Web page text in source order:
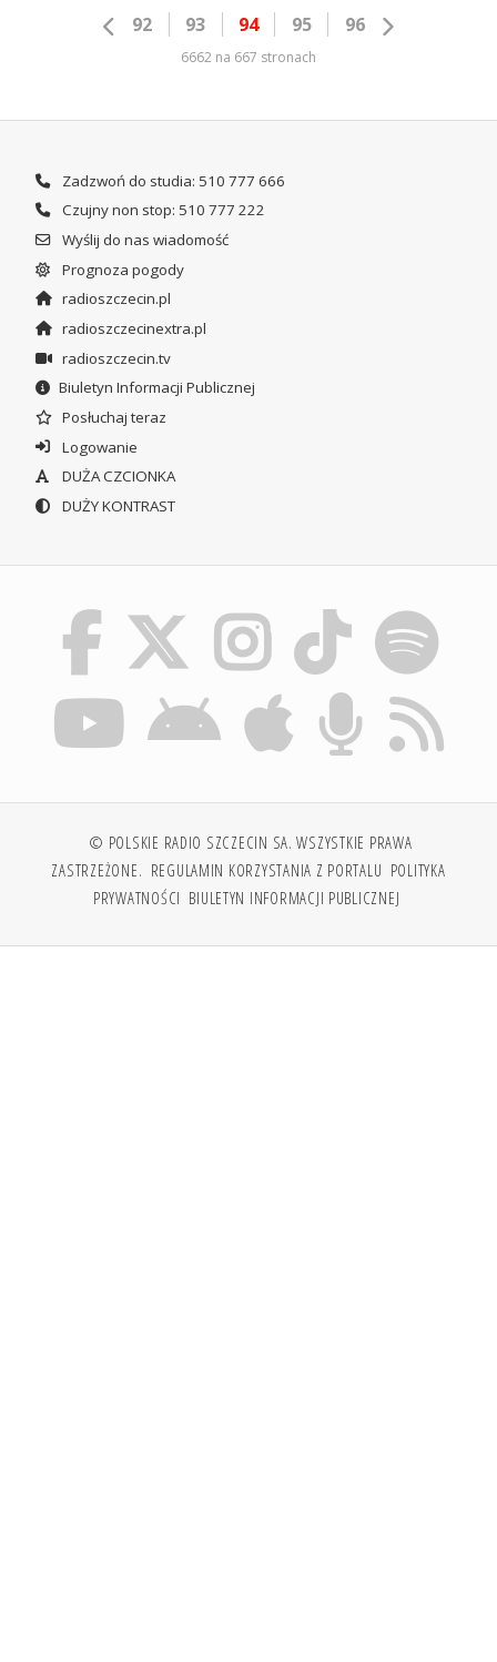
92 93 94 95 96
6662 na 667 stronach
Zadzwoń do studia: 510 777 666
Czujny non stop: 510 777 222
Wyślij do nas wiadomość
Prognoza pogody
radioszczecin.pl
radioszczecinextra.pl
radioszczecin.tv
Biuletyn Informacji Publicznej
Posłuchaj teraz
Logowanie
DUŻA CZCIONKA
DUŻY KONTRAST
© POLSKIE RADIO SZCZECIN SA. WSZYSTKIE PRAWA
ZASTRZEŻONE. REGULAMIN KORZYSTANIA Z PORTALU POLITYKA
PRYWATNOŚCI BIULETYN INFORMACJI PUBLICZNEJ